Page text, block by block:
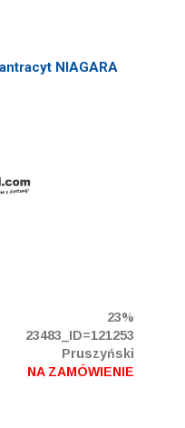
NIAGARA
23%
23483_ID=121253
Pruszyński
NA ZAMÓWIENIE